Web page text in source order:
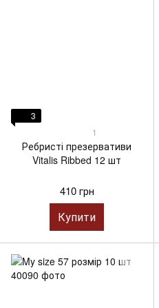
3
1
Ребристі презервативи
Vitalis Ribbed 12 шт
410 грн
Купити